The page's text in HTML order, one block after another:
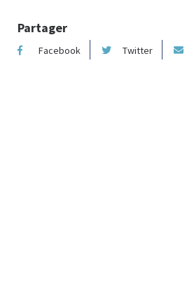
Partager
Facebook Twitter